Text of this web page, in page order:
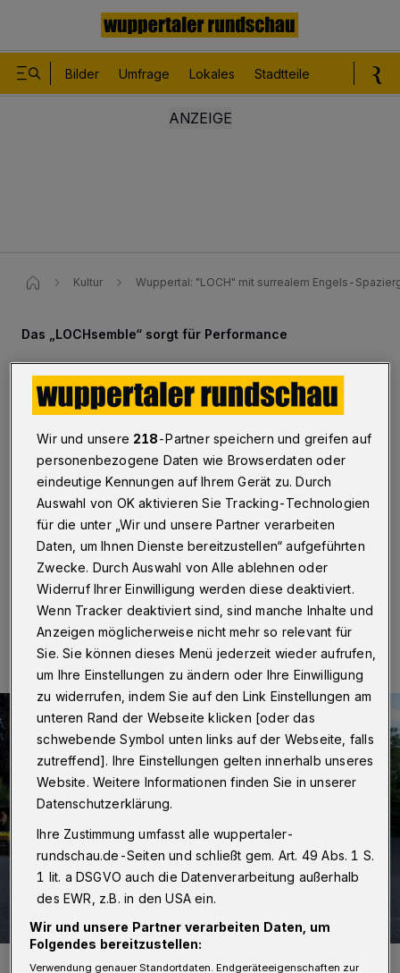
Bilder Umfrage Lokales Stadtteile
Kultur Wuppertal: "LOCH" mit surrealem Engels-
Das „LOCHsemble“ sorgt für Performance
Surrealer Ausflug mit Herrn
Engels
Wuppertal·Unter der Leitung von Bina Noss
veranstaltet das „LOCHsemble“ vom Kultur-Ort
„LOCH“ jetzt an vier Tagen eine Performance passend
zum Wuppertaler Engelsjahr. Es geht darum, zusammen
mit Friedrich Engels einen außergewöhnlichen
Spaziergang durch Wuppertal zu machen ...
12.08.2020 , 19:15 Uhr Eine Minute Lesezeit
Das "LOCHsemble" bittet vier Mal zu einem etwas anderen
Wir und unsere 218-Partner speichern und greifen auf
personenbezogene Daten wie Browserdaten oder
eindeutige Kennungen auf Ihrem Gerät zu. Durch
Auswahl von OK aktivieren Sie Tracking-Technologien
für die unter „Wir und unsere Partner verarbeiten
Daten, um Ihnen Dienste bereitzustellen“ aufgeführten
Zwecke. Durch Auswahl von Alle ablehnen oder
Widerruf Ihrer Einwilligung werden diese deaktiviert.
Wenn Tracker deaktiviert sind, sind manche Inhalte und
Anzeigen möglicherweise nicht mehr so relevant für
Sie. Sie können dieses Menü jederzeit wieder aufrufen,
um Ihre Einstellungen zu ändern oder Ihre Einwilligung
zu widerrufen, indem Sie auf den Link Einstellungen am
unteren Rand der Webseite klicken [oder das
schwebende Symbol unten links auf der Webseite, falls
zutreffend]. Ihre Einstellungen gelten innerhalb unseres
Website. Weitere Informationen finden Sie in unserer
Datenschutzerklärung.
Ihre Zustimmung umfasst alle wuppertaler-
rundschau.de-Seiten und schließt gem. Art. 49 Abs. 1 S.
1 lit. a DSGVO auch die Datenverarbeitung außerhalb
des EWR, z.B. in den USA ein.
Wir und unsere Partner verarbeiten Daten, um
Folgendes bereitzustellen:
Verwendung genauer Standortdaten. Endgeräteeigenschaften zur